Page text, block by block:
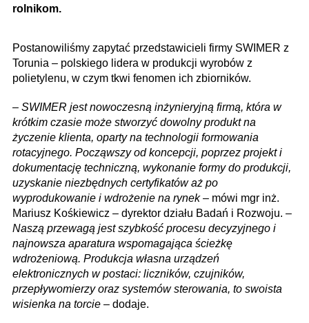
rolnikom.
Postanowiliśmy zapytać przedstawicieli firmy SWIMER z
Torunia – polskiego lidera w produkcji wyrobów z
polietylenu, w czym tkwi fenomen ich zbiorników.
– SWIMER jest nowoczesną inżynieryjną firmą, która w
krótkim czasie może stworzyć dowolny produkt na
życzenie klienta, oparty na technologii formowania
rotacyjnego. Począwszy od koncepcji, poprzez projekt i
dokumentację techniczną, wykonanie formy do produkcji,
uzyskanie niezbędnych certyfikatów aż po
wyprodukowanie i wdrożenie na rynek– mówi mgr inż.
Mariusz Kośkiewicz – dyrektor działu Badań i Rozwoju. –
Naszą przewagą jest szybkość procesu decyzyjnego i
najnowsza aparatura wspomagająca ścieżkę
wdrożeniową. Produkcja własna urządzeń
elektronicznych w postaci: liczników, czujników,
przepływomierzy oraz systemów sterowania, to swoista
wisienka na torcie – dodaje.